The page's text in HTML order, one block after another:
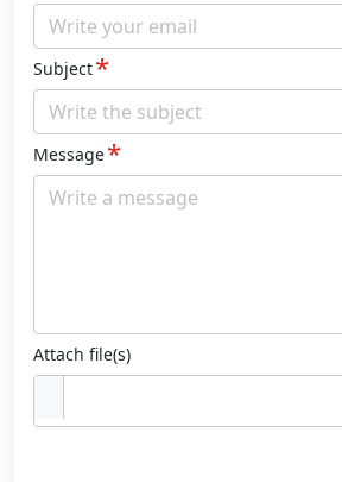
Subject*
Message*
Attach file(s)